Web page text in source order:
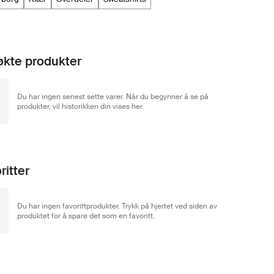
produkter
Du har ingen senest sette varer. Når du begynner å se på
produkter, vil historikken din vises her.
Du har ingen favorittprodukter. Trykk på hjertet ved siden av
produktet for å spare det som en favoritt.